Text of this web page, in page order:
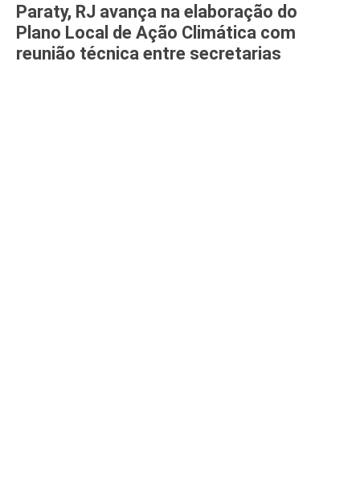
Paraty, RJ avança na elaboração do
Plano Local de Ação Climática com
reunião técnica entre secretarias